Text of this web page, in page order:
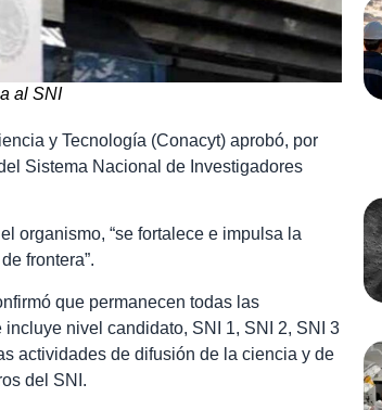
al SNI
y Tecnología (Conacyt) aprobó, por
Sistema Nacional de Investigadores
organismo, “se fortalece e impulsa la
frontera”.
que permanecen todas las
nivel candidato, SNI 1, SNI 2, SNI 3
actividades de difusión de la ciencia y de
del SNI.